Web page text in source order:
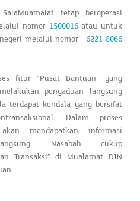
tetap beroperasi
nomor 1500016atau untuk
melalui nomor +6221 8066
fitur “Pusat Bantuan”
yang
pengaduan langsung
terdapat kendala yang bersifat
Dalam proses
mendapatkan informasi
Nasabah cukup
Transaksi” di Mualamat DIN